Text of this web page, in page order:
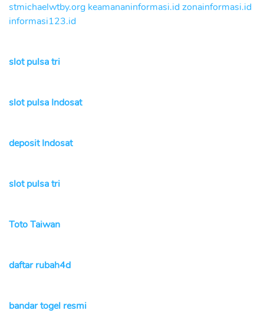
stmichaelwtby.org keamananinformasi.idzonainformasi.id
informasi123.id
slot pulsa tri
slot pulsa Indosat
deposit Indosat
slot pulsa tri
Toto Taiwan
daftar rubah4d
bandar togel resmi